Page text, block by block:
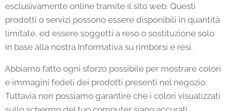
esclusivamente online tramite il sito web. Questi
prodotti o servizi possono essere disponibili in quantità
limitate, ed essere soggetti a reso o sostituzione solo
in base alla nostra Informativa su rimborsi e resi.
Abbiamo fatto ogni sforzo possibile per mostrare colori
e immagini fedeli dei prodotti presenti nel negozio.
Tuttavia non possiamo garantire che i colori visualizzati